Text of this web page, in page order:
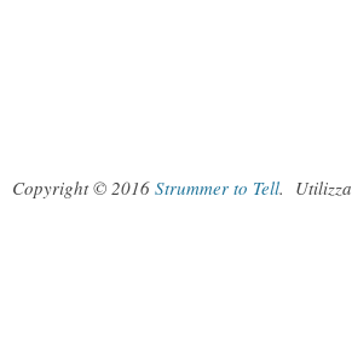
Copyright © 2016 Strummer to Tell. Utilizza